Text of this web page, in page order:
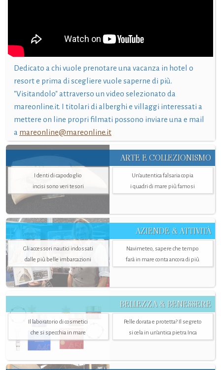
Dedicato a chi vuole prenotare una vacanza in hotel o
resort e prima di scegliere vuole saperne di più.
"Visitandolo" attraverso un video selezionato da
mareonline.it. I titolari di alberghi e villaggi interessati a
mettere on line propri filmati possono inviare una e mail
a mareonline@mareonline.it
ARTE E COLLEZIONISMO
I denti di capodoglio
incisi sono veri tesori
Un’autentica falsaria copia
i quadri di mare più famosi
AZIENDE & ATTIVITÀ
Gli accessori nautici indossati
dalle più belle imbarcazioni
Navimeteo, sapere che tempo
farà in mare conta ancora di più
BELLEZZA & BENESSERE
Il laboratorio di cosmetici
che si specchia in mare
Pelle dorata e protetta? Il segreto
si cela in un’antica pietra Inca